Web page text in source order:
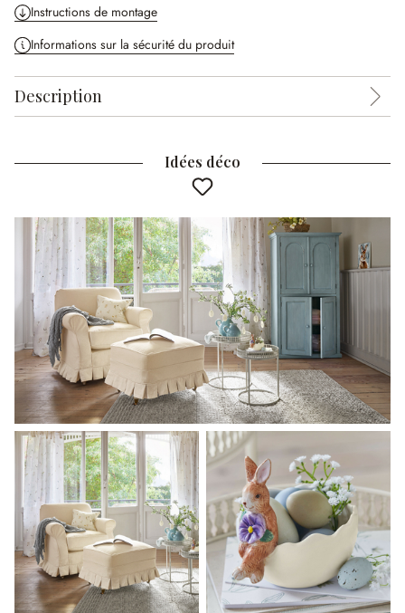
Instructions de montage
Informations sur la sécurité du produit
Description
Idées déco